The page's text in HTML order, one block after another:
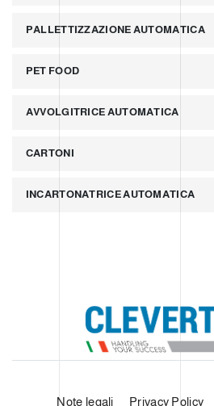
PALLETTIZZAZIONE AUTOMATICA
PET FOOD
AVVOLGITRICE AUTOMATICA
CARTONI
INCARTONATRICE AUTOMATICA
Note legali Privacy Policy